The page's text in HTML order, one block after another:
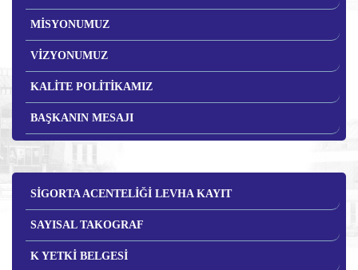
MİSYONUMUZ
VİZYONUMUZ
KALİTE POLİTİKAMIZ
BAŞKANIN MESAJI
SİGORTA ACENTELİĞİ LEVHA KAYIT
SAYISAL TAKOGRAF
K YETKİ BELGESİ